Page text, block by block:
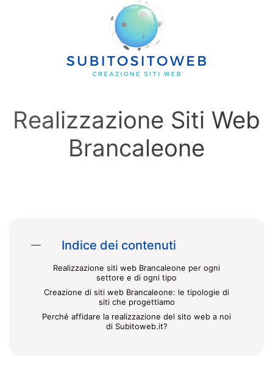
Skip to main content
Realizzazione Siti Web
Brancaleone
Indice dei contenuti
Realizzazione siti web Brancaleone per ogni
settore e di ogni tipo
Creazione di siti web Brancaleone: le tipologie di
siti che progettiamo
Perché affidare la realizzazione del sito web a noi
di Subitoweb.it?